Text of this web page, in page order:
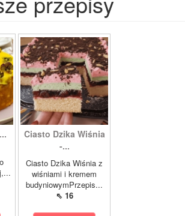
Ciasto Dzika Wiśnia
-...
Ciasto Dzika Wiśnia z
wiśniami i kremem
budyniowymPrzepis...
⇖ 16